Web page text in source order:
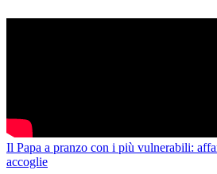
Il Papa a pranzo con i più vulnerabili:
accoglie